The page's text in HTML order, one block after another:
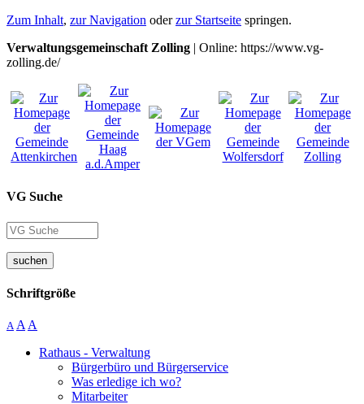
Zum Inhalt, zur Navigation oderzur Startseite springen.
Verwaltungsgemeinschaft Zolling | Online: https://www.vg-
zolling.de/
VG Suche
suchen
Schriftgröße
A A A
Rathaus - Verwaltung
Bürgerbüro und Bürgerservice
Was erledige ich wo?
Mitarbeiter